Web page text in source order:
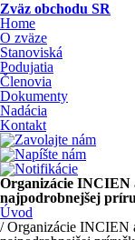
Zväz obchodu SR
Home
O zväze
Stanoviská
Podujatia
Členovia
Dokumenty
Nadácia
Kontakt
Organizácie
najpodrobnejšej
Úvod
/ Organizácie INCIEN